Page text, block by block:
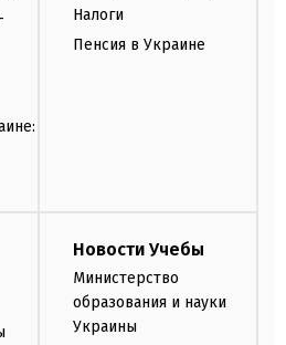
Налоги
Пенсия в Украине
Новости Учебы
Министерство
образования и науки
Украины